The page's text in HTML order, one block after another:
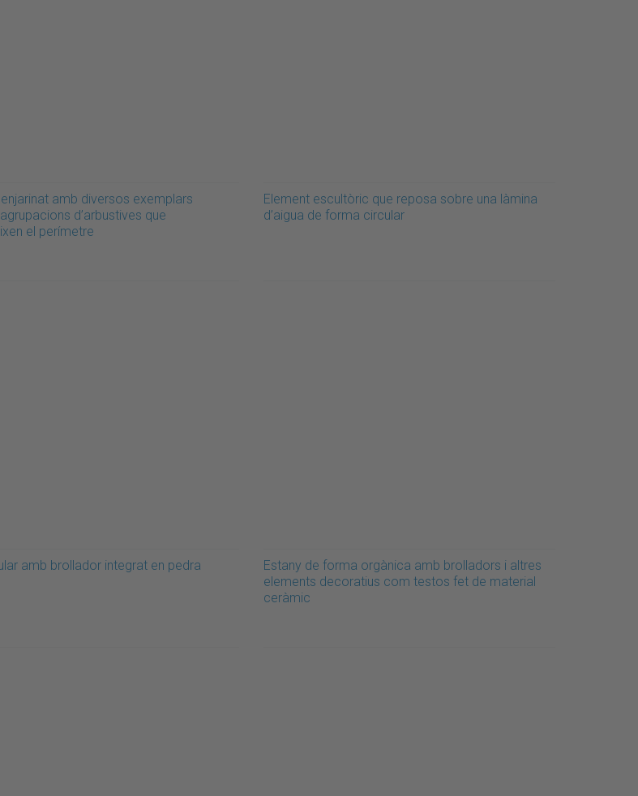
amb diversos exemplars
d’arbustives que
el perímetre
Element escultòric que reposa sobre una làmina
d’aigua de forma circular
amb brollador integrat en pedra
Estany de forma orgànica amb brolladors i altres
elements decoratius com testos fet de material
ceràmic